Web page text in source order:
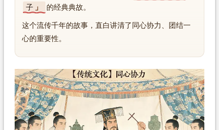
子
的经典典故。
这个流传千年的故事，直白讲清了同心协力、团结一
心的重要性。